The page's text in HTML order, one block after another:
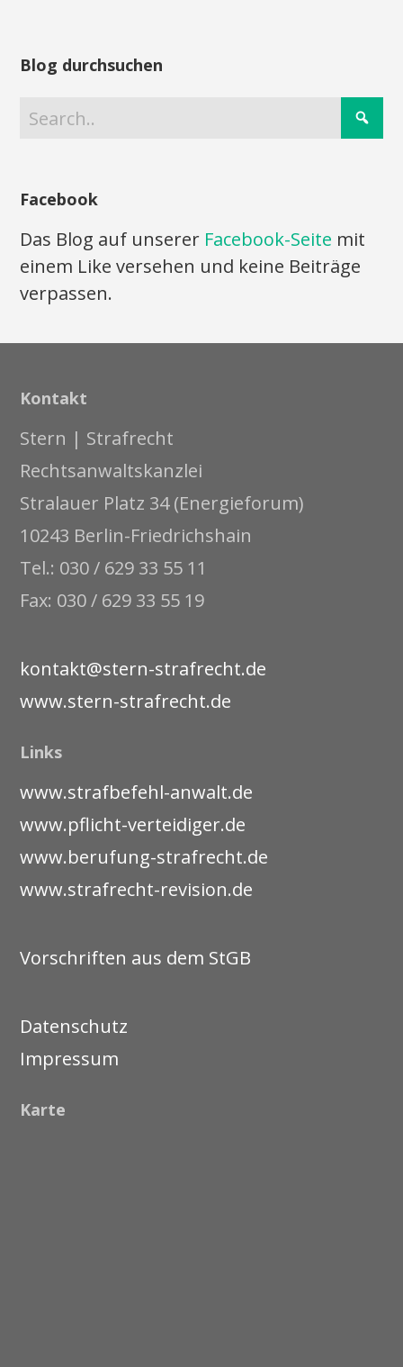
Blog durchsuchen
Facebook
Das Blog auf unserer Facebook-Seite mit
einem Like versehen und keine Beiträge
verpassen.
Kontakt
Stern | Strafrecht
Rechtsanwaltskanzlei
Stralauer Platz 34 (Energieforum)
10243 Berlin-Friedrichshain
Tel.: 030 / 629 33 55 11
Fax: 030 / 629 33 55 19
kontakt@stern-strafrecht.de
www.stern-strafrecht.de
Links
www.strafbefehl-anwalt.de
www.pflicht-verteidiger.de
www.berufung-strafrecht.de
www.strafrecht-revision.de
Vorschriften aus dem StGB
Datenschutz
Impressum
Karte